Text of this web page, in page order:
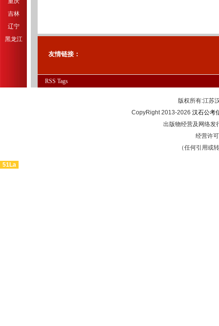
吉林
辽宁
黑龙江
友情链接：
RSS Tags
版权所有:江
CopyRight 2013-2026 汉石公考
出版物经营及网络发
经营许
（任何引用或
51La